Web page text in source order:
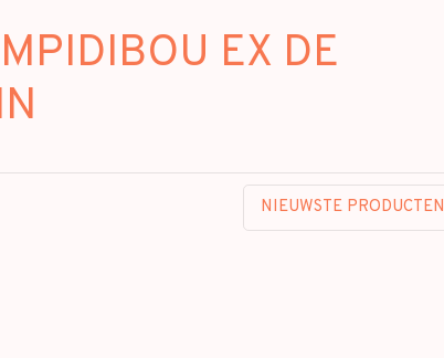
EX DE
NIEUWSTE PRODUCTEN